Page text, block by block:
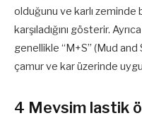
olduğunu ve karlı zeminde
karşıladığını gösterir.
genellikle “M+S” (Mud
çamur ve kar üzerinde
4 Mevsim lastik